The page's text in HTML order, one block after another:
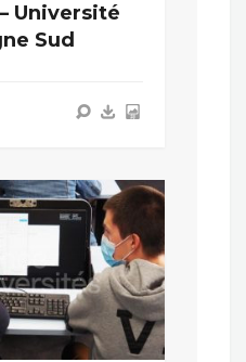
Université
Sud